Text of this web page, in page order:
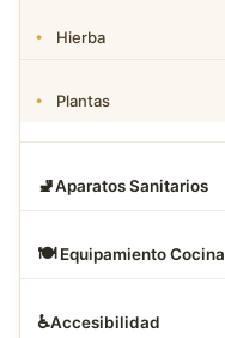
Hierba
Plantas
🚽Aparatos Sanitarios
🍽️ Equipamiento Cocina
♿Accesibilidad